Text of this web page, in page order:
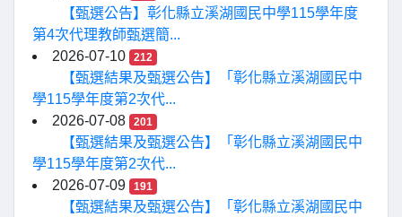
【甄選公告】彰化縣立溪湖國民中學115學年度
第4次代理教師甄選簡...
2026-07-10
212
【甄選結果及甄選公告】「彰化縣立溪湖國民中
學115學年度第2次代...
2026-07-08
201
【甄選結果及甄選公告】「彰化縣立溪湖國民中
學115學年度第2次代...
2026-07-09
191
【甄選結果及甄選公告】「彰化縣立溪湖國民中